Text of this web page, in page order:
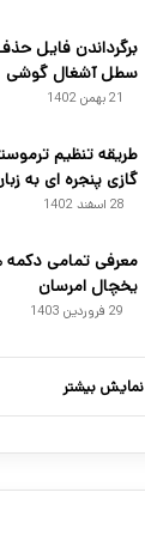
برگرداندن فایل
سطل آشغال گوشی
21 بهمن 1402
طریقه تنظیم
گازی پنجره ای به
28 اسفند 1402
معرفی تمامی دکمه
یخچال امرسان
29 فروردین 1403
نمایش بیشتر